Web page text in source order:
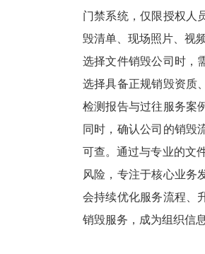
门禁系统，仅限授权人
毁清单、现场照片、视
选择文件销毁公司时，
选择具备正规销毁资质
检测报告与过往服务案
同时，确认公司的销毁
可查。通过与专业的文
风险，专注于核心业务
会持续优化服务流程、
销毁服务，成为组织信